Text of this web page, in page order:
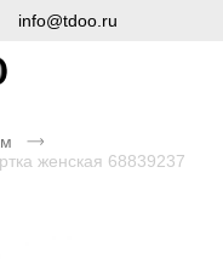
info@tdoo.ru
женская 68839237